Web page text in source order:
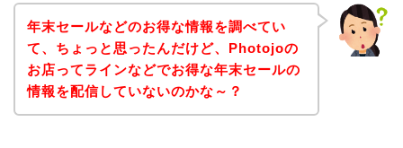
年末セールなどのお得な情報を調べてい
て、ちょっと思ったんだけど、Photojoの
お店ってラインなどでお得な年末セールの
情報を配信していないのかな～？